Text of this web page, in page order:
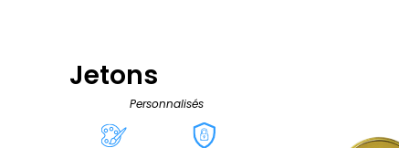
Jetons
Personnalisés